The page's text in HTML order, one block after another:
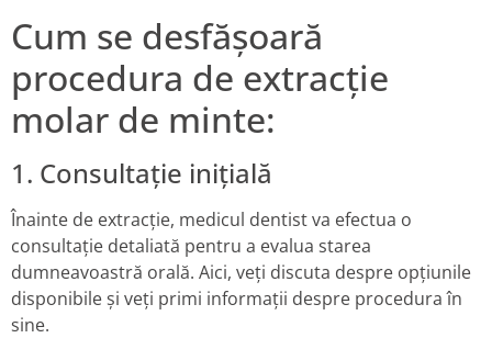
Cum se desfășoară
procedura de extracție
molar de minte:
1. Consultație inițială
Înainte de extracție, medicul dentist va efectua o
consultație detaliată pentru a evalua starea
dumneavoastră orală. Aici, veți discuta despre opțiunile
disponibile și veți primi informații despre procedura în
sine.